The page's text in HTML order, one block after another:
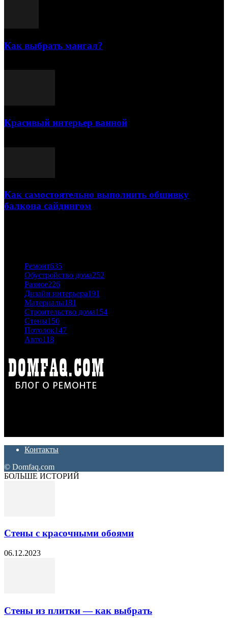
Как выбрать мангал?
Красивый интерьер ванной
Как самостоятельно выполнить обшивку
балкона сайдингом
Ремонт635
Обустройство дома252
Разное226
Дизайн интерьера191
Материалы181
Строительство дома154
Стены150
Потолок147
Авто118
Контакты
© Domfaq.com
БОЛЬШЕ ИСТОРИЙ
Стены с красочными обоями
06.12.2023
Стены из плитки — как выбрать